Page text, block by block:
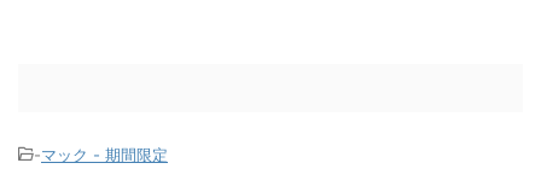
-マック - 期間限定